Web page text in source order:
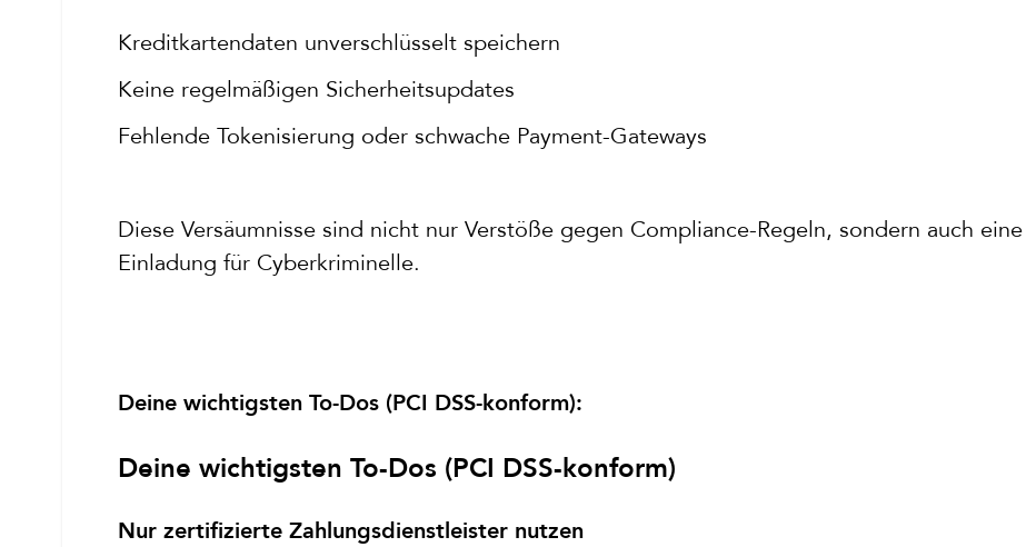
Kreditkartendaten unverschlüsselt speichern
Keine regelmäßigen Sicherheitsupdates
Fehlende Tokenisierung oder schwache Payment-Gateways
Diese Versäumnisse sind nicht nur Verstöße gegen Compliance-Regeln, sondern auch eine
Einladung für Cyberkriminelle.
Deine wichtigsten To-Dos (PCI DSS-konform):
Deine wichtigsten To-Dos (PCI DSS-konform)
Nur zertifizierte Zahlungsdienstleister nutzen